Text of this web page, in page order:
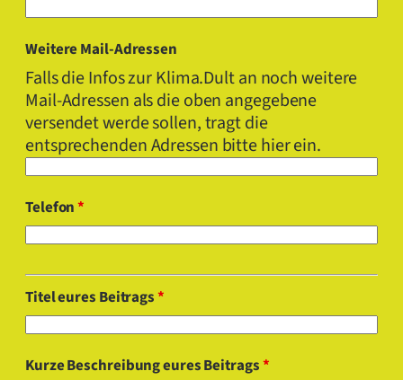
Weitere Mail-Adressen
Falls die Infos zur Klima.Dult an noch weitere
Mail-Adressen als die oben angegebene
versendet werde sollen, tragt die
entsprechenden Adressen bitte hier ein.
Telefon*
Titel eures Beitrags*
Kurze Beschreibung eures Beitrags*